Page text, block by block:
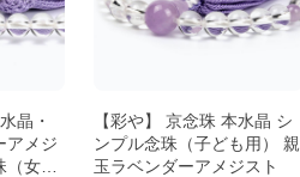
晶・
アメジ
女性
【彩や】 京念珠 本水晶 シ
ンプル念珠（子ども用） 親
玉ラベンダーアメジスト